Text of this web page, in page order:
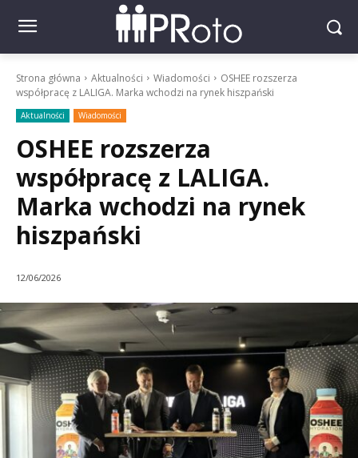
Strona główna Aktualności Wiadomości
OSHEE rozszerza
współpracę z LALIGA. Marka wchodzi na rynek hiszpański
Aktualności Wiadomości
OSHEE rozszerza
współpracę z LALIGA.
Marka wchodzi na rynek
hiszpański
12/06/2026